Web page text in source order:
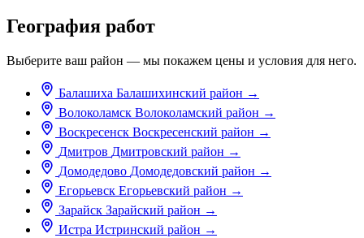
География работ
Выберите ваш район — мы покажем цены и условия для него.
Балашиха Балашихинский район →
Волоколамск Волоколамский район →
Воскресенск Воскресенский район →
Дмитров Дмитровский район →
Домодедово Домодедовский район →
Егорьевск Егорьевский район →
Зарайск Зарайский район →
Истра Истринский район →